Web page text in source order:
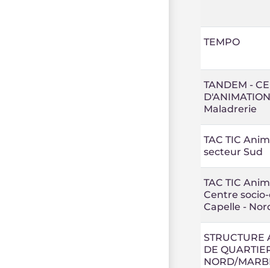
TEMPO
TANDEM -
Maladrerie
TAC TIC
secteur Sud
TAC TIC
Centre
Capelle -
STRUCTURE
DE
NORD/